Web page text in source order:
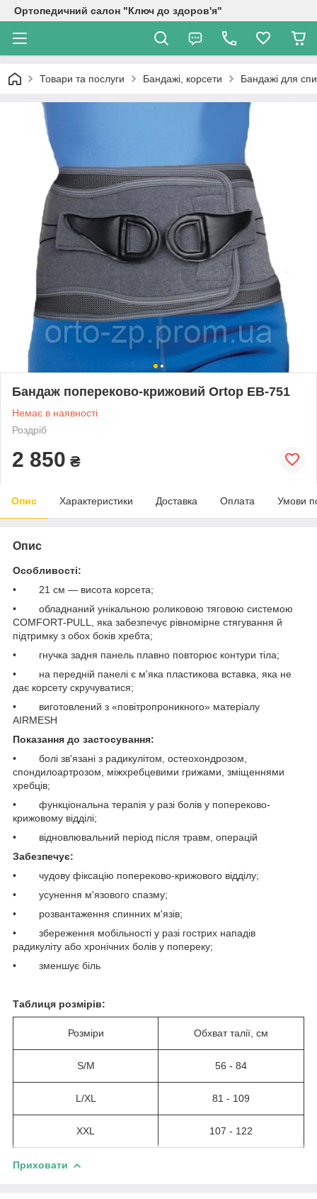
Ортопедичний салон "Ключ до здоров'я"
Товари та послуги Бандажі, корсети Бандажі для
Бандаж попереково-крижовий Ortop EB-751
Немає в наявності
Роздріб
2 850 ₴
Опис Характеристики Доставка Оплата Умови
Опис
Особливості:
• 21 см — висота корсета;
• обладнаний унікальною роликовою тяговою системою
COMFORT-PULL, яка забезпечує рівномірне стягування й
підтримку з обох боків хребта;
• гнучка задня панель плавно повторює контури тіла;
• на передній панелі є м'яка пластикова вставка, яка не
дає корсету скручуватися;
• виготовлений з «повітропроникного» матеріалу
AIRMESH
Показання до застосування:
• болі зв'язані з радикулітом, остеохондрозом,
спондилоартрозом, міжхребцевими грижами, зміщеннями
хребців;
• функціональна терапія у разі болів у попереково-
крижовому відділі;
• відновлювальний період після травм, операцій
Забезпечує:
• чудову фіксацію попереково-крижового відділу;
• усунення м'язового спазму;
• розвантаження спинних м'язів;
• збереження мобільності у разі гострих нападів
радикуліту або хронічних болів у попереку;
• зменшує біль
Таблиця розмірів:
Розміри Обхват талії, см
S/M 56 - 84
L/XL 81 - 109
XXL 107 - 122
Приховати